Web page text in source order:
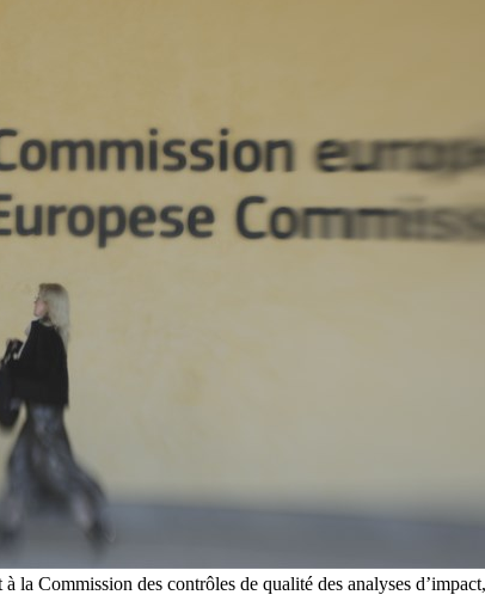
Commission des contrôles de qualité des analyses